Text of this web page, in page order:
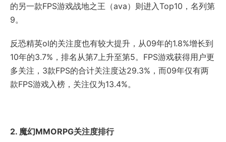
的另一款FPS游戏战地之王（ava）则进入Top10，名列第
9。
反恐精英ol的关注度也有较大提升，从09年的1.8%增长到
10年的3.7%，排名从第7上升至第5。FPS游戏获得用户更
多关注，3款FPS的合计关注度达29.3%，而09年仅有两
款FPS游戏入榜，关注仅为13.4%。
2. 魔幻MMORPG关注度排行